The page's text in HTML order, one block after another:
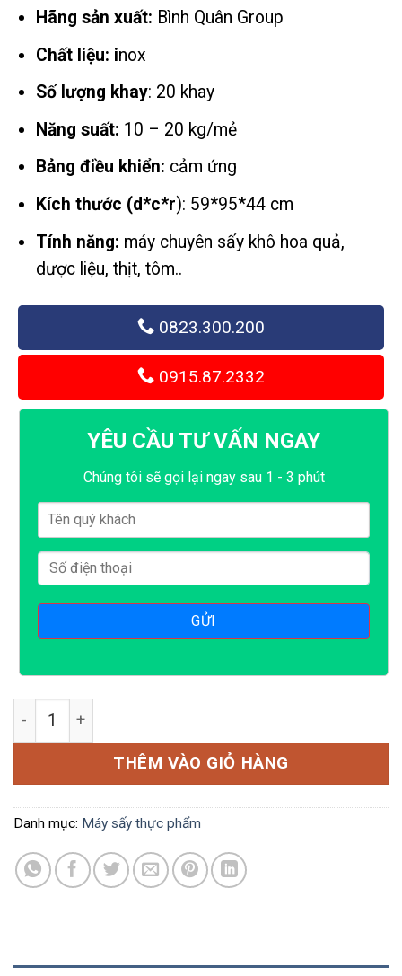
Hãng sản xuất: Bình Quân Group
Chất liệu: inox
Số lượng khay: 20 khay
Năng suất: 10 – 20 kg/mẻ
Bảng điều khiển: cảm ứng
Kích thước (d*c*r): 59*95*44 cm
Tính năng: máy chuyên sấy khô hoa quả,
dược liệu, thịt, tôm..
0823.300.200
0915.87.2332
YÊU CẦU TƯ VẤN NGAY
Chúng tôi sẽ gọi lại ngay sau 1 - 3 phút
Máy sấy thực phẩm BX20 số lượng
THÊM VÀO GIỎ HÀNG
Danh mục: Máy sấy thực phẩm